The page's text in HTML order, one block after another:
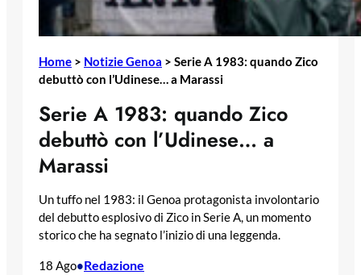
Home > Notizie Genoa > Serie A 1983: quando Zico
debuttò con l’Udinese… a Marassi
Serie A 1983: quando Zico
debuttò con l’Udinese… a
Marassi
Un tuffo nel 1983: il Genoa protagonista involontario
del debutto esplosivo di Zico in Serie A, un momento
storico che ha segnato l’inizio di una leggenda.
18 Ago•Redazione